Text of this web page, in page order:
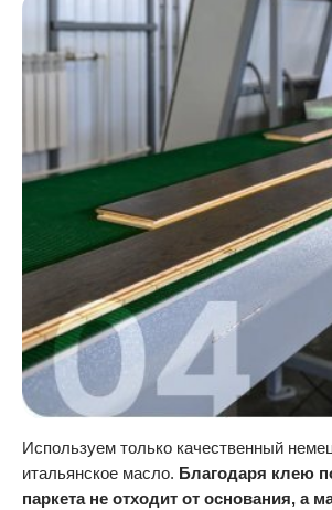
Используем только качественный
итальянское масло. Благодаря клею
паркета не отходит от основания, а